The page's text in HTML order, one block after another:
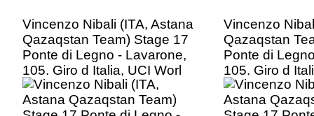
Vincenzo Nibali (ITA, Astana
Qazaqstan Team) Stage 17
Ponte di Legno - Lavarone,
105. Giro d Italia, UCI Worl
Tour
Vincenzo
Qazaqstan
Ponte di
105. Giro d
Tour